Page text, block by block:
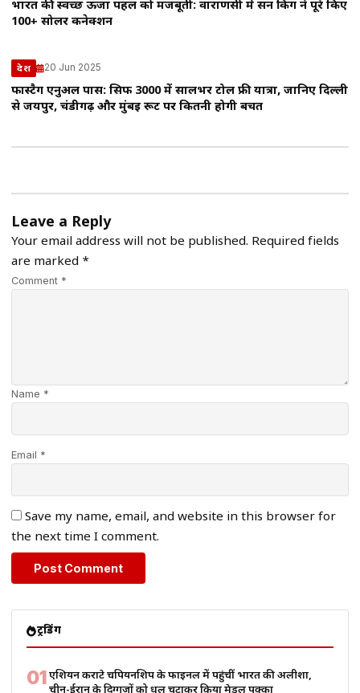
भारत की स्वच्छ ऊर्जा पहल को मजबूती: वाराणसी में सन किंग ने पूरे किए
100+ सोलर कनेक्शन
देश 20 Jun 2025
फास्टैग एनुअल पास: सिर्फ ₹3000 में सालभर टोल फ्री यात्रा, जानिए दिल्ली
से जयपुर, चंडीगढ़ और मुंबई रूट पर कितनी होगी बचत
Leave a Reply
Your email address will not be published. Required fields
are marked *
Comment *
Name *
Email *
Save my name, email, and website in this browser for
the next time I comment.
ट्रेंडिंग
01एशियन कराटे चैंपियनशिप के फाइनल में पहुंचीं भारत की अलीशा,
चीन-ईरान के दिग्गजों को धूल चटाकर किया मेडल पक्का